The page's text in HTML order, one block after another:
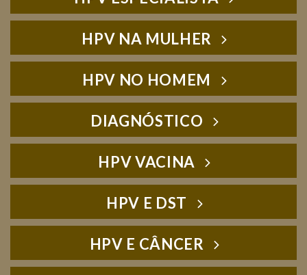
HPV NA MULHER
HPV NO HOMEM
DIAGNÓSTICO
HPV VACINA
HPV E DST
HPV E CÂNCER